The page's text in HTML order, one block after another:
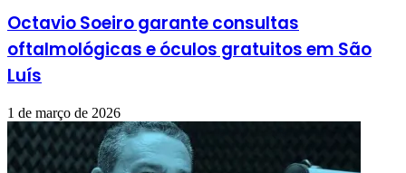
Octavio Soeiro garante consultas
oftalmológicas e óculos gratuitos em São
Luís
1 de março de 2026